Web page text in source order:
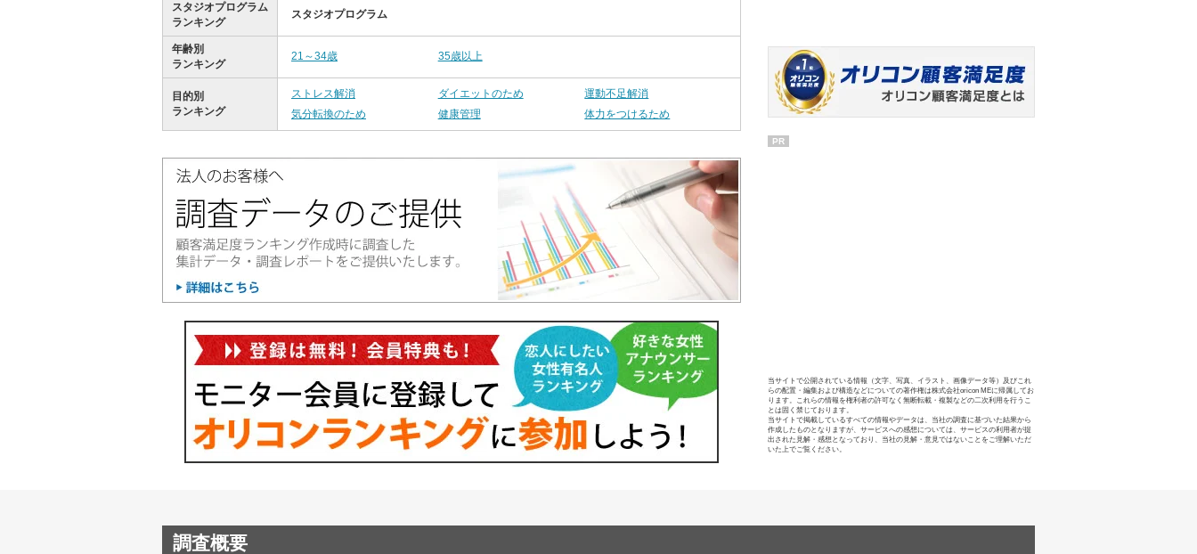
スタジオプログラム
ランキング
スタジオプログラム
年齢別
ランキング
21～34歳 35歳以上
目的別
ランキング
ストレス解消 ダイエットのため
運動不足解消
気分転換のため
健康管理 体力をつけるため
PR
当サイトで公開されている情報（文字、写真、イラスト、画像データ等）及びこれ
らの配置・編集および構造などについての著作権は株式会社oricon MEに帰属してお
ります。これらの情報を権利者の許可なく無断転載・複製などの二次利用を行うこ
とは固く禁じております。
当サイトで掲載しているすべての情報やデータは、当社の調査に基づいた結果から
作成したものとなりますが、サービスへの感想については、サービスの利用者が提
出された見解・感想となっており、当社の見解・意見ではないことをご理解いただ
いた上でご覧ください。
調査概要